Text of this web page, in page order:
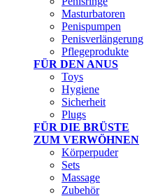
Masturbatoren
Penispumpen
Penisverlängerung
Pflegeprodukte
FÜR DEN ANUS
Toys
Hygiene
Sicherheit
Plugs
FÜR DIE BRÜSTE
ZUM VERWÖHNEN
Körperpuder
Sets
Massage
Zubehör